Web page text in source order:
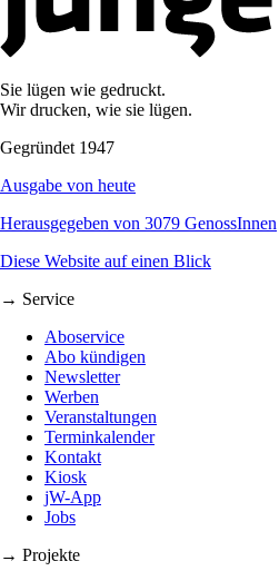
Sie lügen wie gedruckt.
Wir drucken, wie sie lügen.
Gegründet 1947
Ausgabe von heute
Herausgegeben von 3079 GenossInnen
Diese Website auf einen Blick
→ Service
Aboservice
Abo kündigen
Newsletter
Werben
Veranstaltungen
Terminkalender
Kontakt
Kiosk
jW-App
Jobs
→ Projekte